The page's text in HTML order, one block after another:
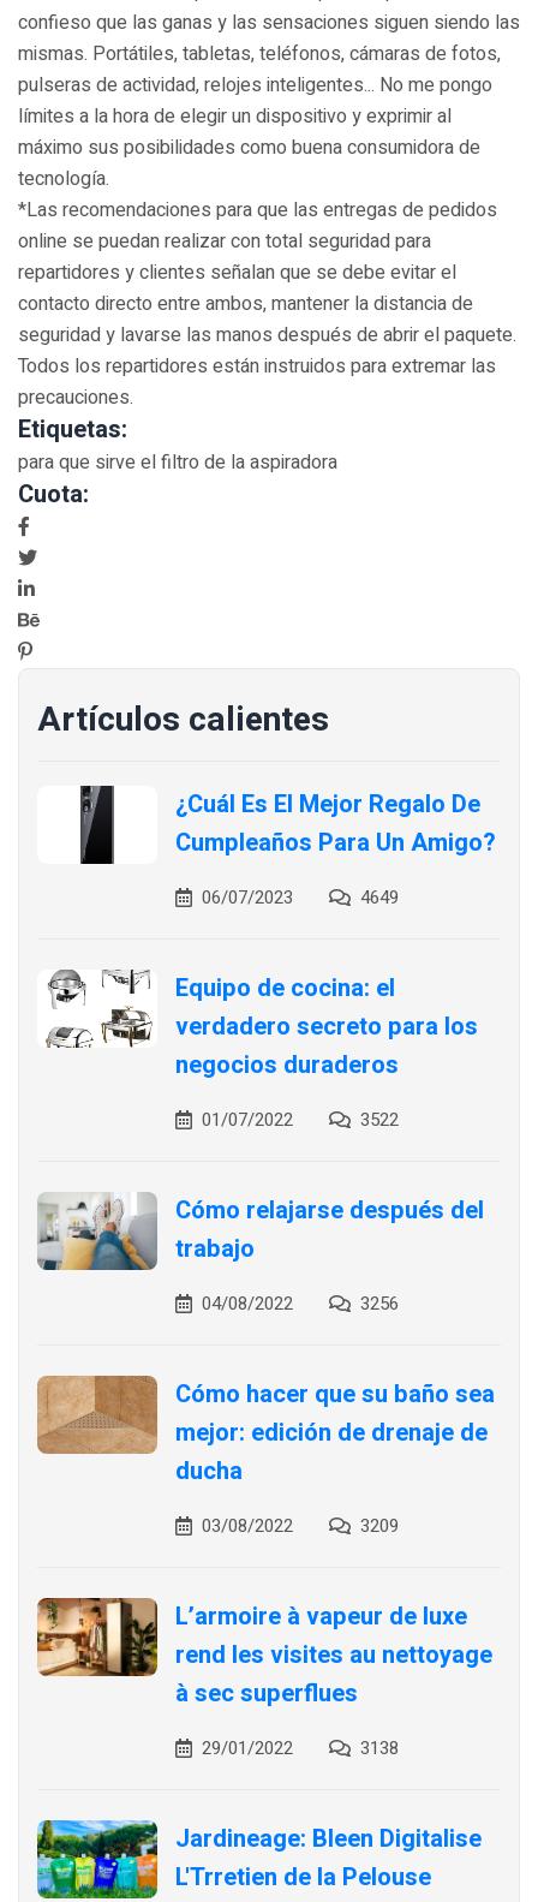
Artículos calientes
¿Cuál Es El Mejor Regalo De
Cumpleaños Para Un Amigo?
06/07/2023 4649
Equipo de cocina: el
verdadero secreto para los
negocios duraderos
01/07/2022 3522
Cómo relajarse después del
trabajo
04/08/2022 3256
Cómo hacer que su baño sea
mejor: edición de drenaje de
ducha
03/08/2022 3209
L’armoire à vapeur de luxe
rend les visites au nettoyage
à sec superflues
29/01/2022 3138
Jardineage: Bleen Digitalise
L'Trretien de la Pelouse
confieso que las ganas y las sensaciones siguen siendo las
mismas. Portátiles, tabletas, teléfonos, cámaras de fotos,
pulseras de actividad, relojes inteligentes... No me pongo
límites a la hora de elegir un dispositivo y exprimir al
máximo sus posibilidades como buena consumidora de
tecnología.
*Las recomendaciones para que las entregas de pedidos
online se puedan realizar con total seguridad para
repartidores y clientes señalan que se debe evitar el
contacto directo entre ambos, mantener la distancia de
seguridad y lavarse las manos después de abrir el paquete.
Todos los repartidores están instruidos para extremar las
precauciones.
Etiquetas:
para que sirve el filtro de la aspiradora
Cuota: